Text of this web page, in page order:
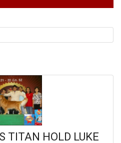
TITAN HOLD LUKE